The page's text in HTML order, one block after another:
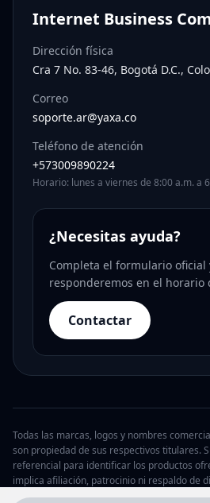
Internet Business
Dirección física
Cra 7 No. 83-46, Bogotá D.C.,
Correo
soporte.ar@yaxa.co
Teléfono de atención
+573009890224
Horario: lunes a viernes de 8:00 a.m. a
¿Necesitas ayuda?
Completa el formulario oficial
responderemos en el horario
Contactar
Todas las marcas, logos y nombres
son propiedad de sus respectivos titulares.
referencial para identificar los productos
implica afiliación, patrocinio ni respaldo de